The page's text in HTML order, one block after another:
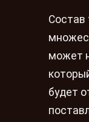
Состав
может
будет